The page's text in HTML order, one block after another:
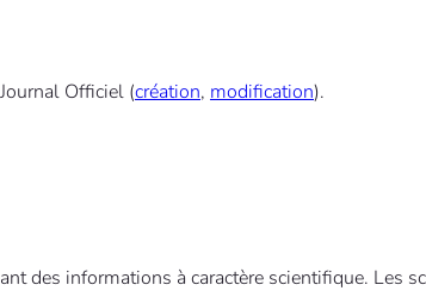
Officiel (création, modification).
des informations à caractère scientifique. Les